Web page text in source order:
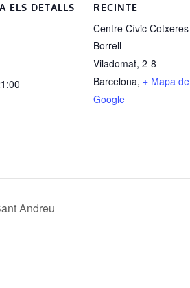
ELS DETALLS RECINTE
Centre Cívic Cotxeres
Borrell
Viladomat, 2-8
Barcelona, + Mapa de
Google
Andreu